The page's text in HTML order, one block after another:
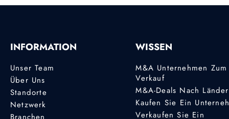
INFORMATION
Unser Team
Über Uns
Standorte
Netzwerk
WISSEN
M&A Unternehmen Zum
Verkauf
M&A-Deals Nach
Kaufen Sie Ein
Verkaufen Sie Ein